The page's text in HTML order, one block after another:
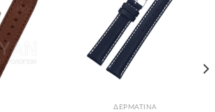
αγαπημένα
αγαπημένα
ΔΕΡΜΆΤΙΝΑ